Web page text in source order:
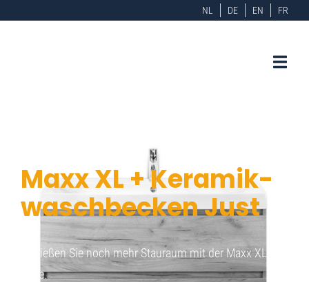
NL DE EN FR
Maxx XL + Keramik-
waschbecken Just
Genießen Sie noch mehr Stauraum mit der Maxx XL-
Serie.